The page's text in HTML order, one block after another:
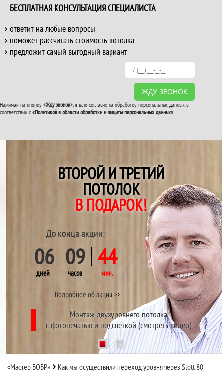
ВТОРОЙ И ТРЕТИЙ
ПОТОЛОК
В ПОДАРОК!
До конца акции:
06 09 44
дней часов мин.
Подробнее об акции >>
Монтаж двухуровнего потолка
с фотопечатью и подсветкой (смотреть видео)
1
БЕСПЛАТНАЯ КОНСУЛЬТАЦИЯ СПЕЦИАЛИСТА
ответит на любые вопросы
поможет рассчитать стоимость потолка
предложит самый выгодный вариант
ЖДУ ЗВОНОК
Нажимая на кнопку «Жду звонок», я даю согласие на обработку персональных данных в
соответствии с «Политикой в области обработки и защиты персональных данных».
«Мастер БОБР» Как мы осуществили переход уровня через Slott 80